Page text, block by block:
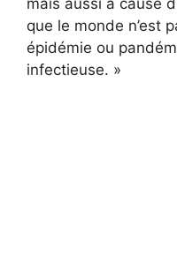
mais aussi à cause
que le monde n’est
épidémie ou
infectieuse. »